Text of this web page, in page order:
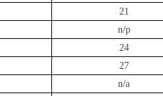
21
n/p
24
27
n/a